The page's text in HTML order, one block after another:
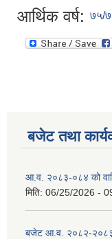
आर्थिक वर्ष: ७५/
बजेट तथा
आ.व. २०८३-०८४ को
मिति: 06/25/2026 -
बजेट आ.व. २०८२-